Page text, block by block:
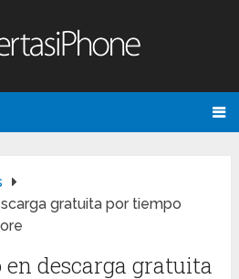
gratuita por tiempo
descarga gratuita